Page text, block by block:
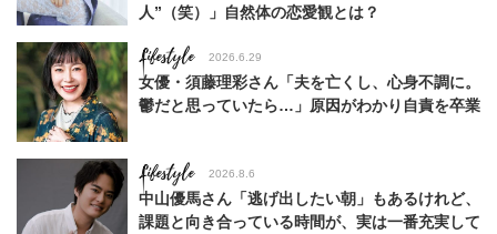
人”（笑）」自然体の恋愛観とは？
Lifestyle 2026.6.29
女優・須藤理彩さん「夫を亡くし、心身不調に。
鬱だと思っていたら…」原因がわかり自責を卒業
Lifestyle 2026.8.6
中山優馬さん「逃げ出したい朝」もあるけれど、
課題と向き合っている時間が、実は一番充実して